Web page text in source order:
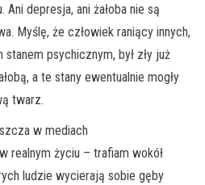
depresja, ani żałoba nie są
Myślę, że człowiek raniący innych,
psychicznym, był zły już
a te stany ewentualnie mogły
twarz.
w mediach
realnym życiu – trafiam wokół
ludzie wycierają sobie gęby